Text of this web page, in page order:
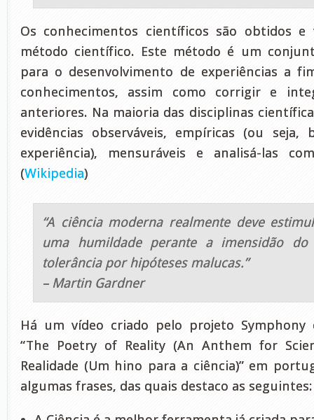
Os conhecimentos científicos são obtidos e
método científico. Este método é um
para o desenvolvimento de experiências a
conhecimentos, assim como corrigir e
anteriores. Na maioria das disciplinas
evidências observáveis, empíricas (ou seja,
experiência), mensuráveis e analisá-las
(Wikipedia)
“A ciência moderna realmente deve
uma humildade perante a imensidão
tolerância por hipóteses malucas.”
– Martin Gardner
Há um vídeo criado pelo projeto Symphony
“The Poetry of Reality (An Anthem for
Realidade (Um hino para a ciência)” em
algumas frases, das quais destaco as seguintes: